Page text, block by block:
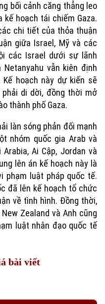
bối cảnh căng thẳng leo
hoạch tái chiếm Gaza.
chi tiết của thỏa thuận
giữa Israel, Mỹ và các
các Israel dưới sự lãnh
vẫn kiên định
hoạch này dự kiến sẽ
di dời, đồng thời mở
thành phố Gaza.
làn sóng phản đối mạnh
nhóm quốc gia Arab và
Arabia, Ai Cập, Jordan và
lên án kế hoạch này là
phạm luật pháp quốc tế.
đã lên kế hoạch tổ chức
về tình hình. Đồng thời,
Zealand và Anh cũng
luật nhân đạo quốc tế
bài viết